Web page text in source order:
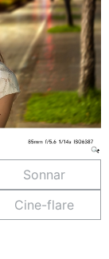
Sonnar
Cine-flare